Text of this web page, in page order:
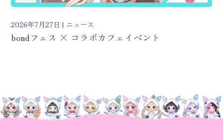
2026年7月27日 ニュース
bondフェス × コラボカフェイベント